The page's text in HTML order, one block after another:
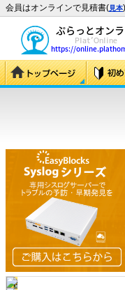
会員はオンラインで見積書(見本